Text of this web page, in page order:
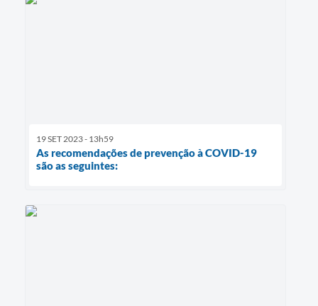
19 SET 2023 - 13h59
As recomendações de prevenção à COVID-19
são as seguintes: